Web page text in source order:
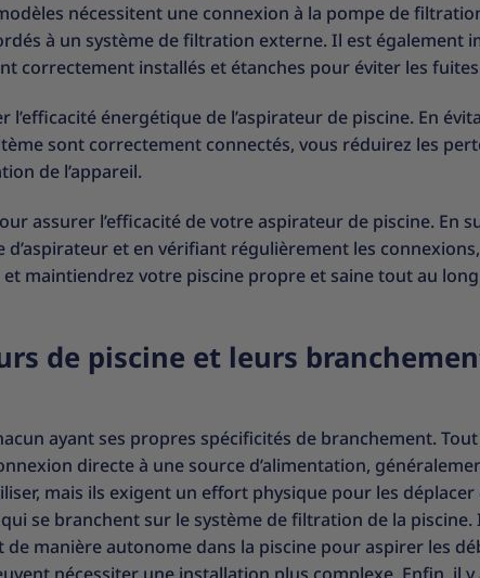
nécessitent une connexion à la pompe de
à un système de filtration externe. Il est également
correctement installés et étanches pour éviter les
énergétique de l’aspirateur de piscine. En
sont correctement connectés, vous réduirez les
de l’appareil.
assurer l’efficacité de votre aspirateur de piscine. En
et en vérifiant régulièrement les
maintiendrez votre piscine propre et saine tout au
de piscine et leurs
ayant ses propres spécificités de branchement. Tout
directe à une source d’alimentation,
mais ils exigent un effort physique pour les déplacer
se branchent sur le système de filtration de la piscine.
manière autonome dans la piscine pour aspirer les
nécessiter une installation plus complexe. Enfin, il y